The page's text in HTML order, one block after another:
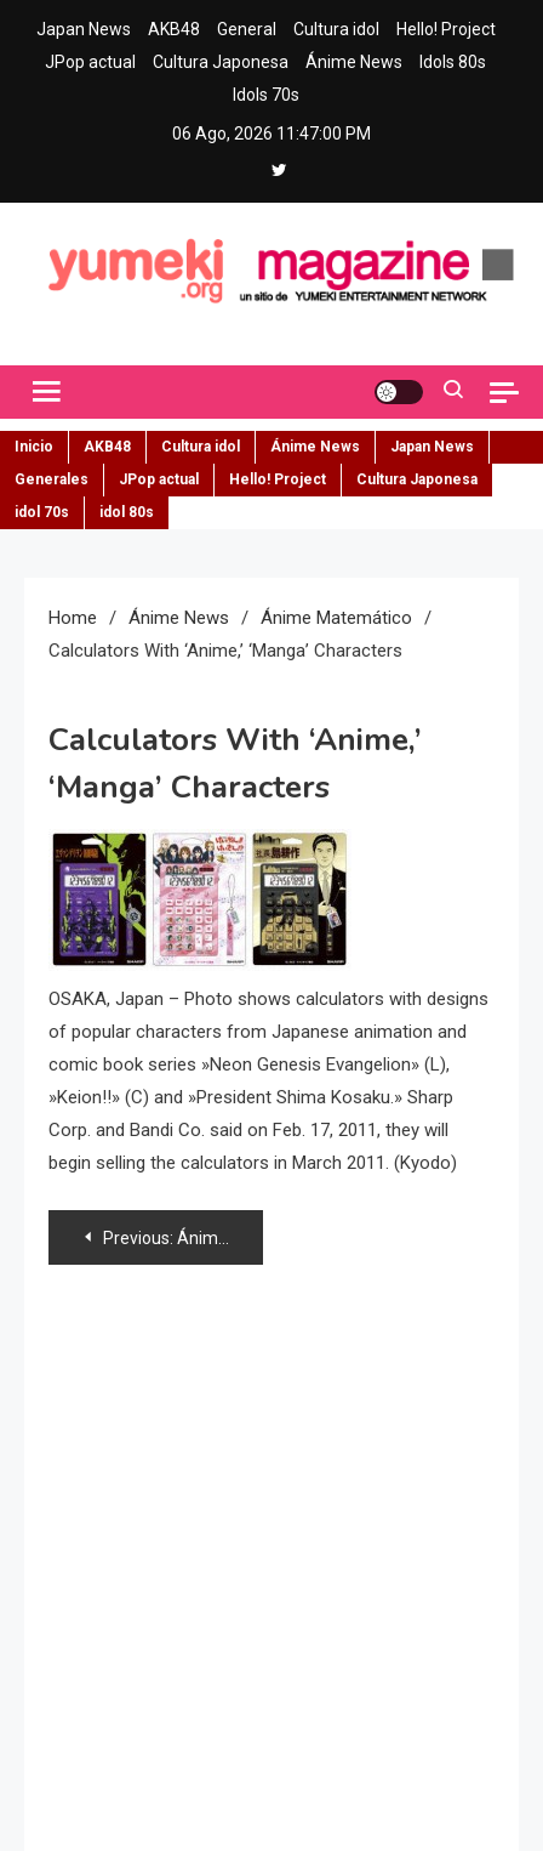
Japan News AKB48 General Cultura idol
Hello! Project
JPop actual
Cultura Japonesa Ánime News
Idols 80s
Idols 70s
06 Ago, 2026 11:47:01 PM
Inicio AKB48 Cultura idol Ánime News
Japan News
Generales
JPop actual Hello! Project
Cultura Japonesa
idol 70s
idol 80s
Home Ánime News
Ánime Matemático
Calculators With ‘anime,’ ‘manga’ Characters
Calculators With ‘anime,’
‘manga’ Characters
OSAKA, Japan – Photo shows calculators with designs
of popular characters from Japanese animation and
comic book series »Neon Genesis Evangelion» (L),
»Keion!!» (C) and »President Shima Kosaku.» Sharp
Corp. and Bandi Co. said on Feb. 17, 2011, they will
begin selling the calculators in March 2011. (Kyodo)
Navegación
Previous: Ánime Matemático